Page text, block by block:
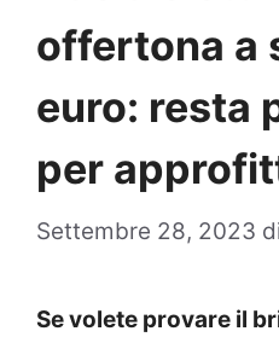
offertona a
euro: resta
per
Settembre 28, 2023
Se volete provare il